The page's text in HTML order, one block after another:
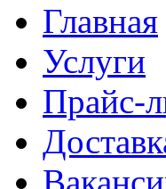
Главная
Услуги
Прайс-